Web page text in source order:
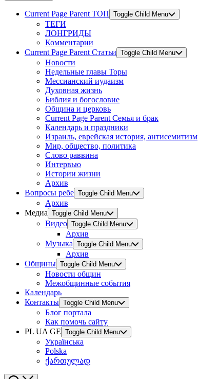
Current Page Parent ТОП Toggle Child Menu
ТЕГИ
ЛОНГРИДЫ
Комментарии
Current Page Parent Статьи Toggle Child Menu
Новости
Недельные главы Торы
Мессианский иудаизм
Духовная жизнь
Библия и богословие
Община и церковь
Current Page Parent Семья и брак
Календарь и праздники
Израиль, еврейская история, антисемитизм
Мир, общество, политика
Слово раввина
Интервью
Истории жизни
Архив
Вопросы ребе Toggle Child Menu
Архив
Медиа Toggle Child Menu
Видео Toggle Child Menu
Архив
Музыка Toggle Child Menu
Архив
Общины Toggle Child Menu
Новости общин
Межобщинные события
Календарь
Контакты Toggle Child Menu
Блог портала
Как помочь сайту
PL UA GE Toggle Child Menu
Українська
Polska
ქართულად